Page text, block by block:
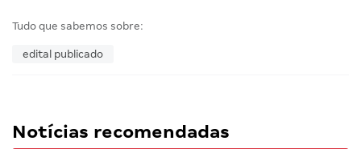
Tudo que sabemos sobre:
edital publicado
Notícias recomendadas